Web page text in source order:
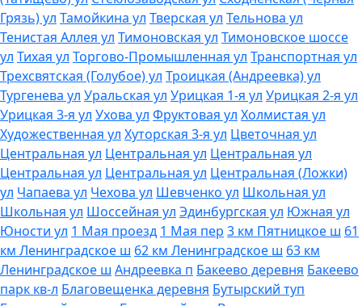
Грязь) ул Тамойкина ул Тверская ул Тельнова ул
Тенистая Аллея ул Тимоновская ул Тимоновское шоссе
ул Тихая ул Торгово-Промышленная ул Транспортная ул
Трехсвятская (Голубое) ул Троицкая (Андреевка) ул
Тургенева ул Уральская ул Урицкая 1-я ул Урицкая 2-я ул
Урицкая 3-я ул Ухова ул Фруктовая ул Холмистая ул
Художественная ул Хуторская 3-я ул Цветочная ул
Центральная ул Центральная ул Центральная ул
Центральная ул Центральная ул Центральная (Ложки)
ул Чапаева ул Чехова ул Шевченко ул Школьная ул
Школьная ул Шоссейная ул Эдинбургская ул Южная ул
Юности ул 1 Мая проезд 1 Мая пер 3 км Пятницкое ш 61
км Ленинградское ш 62 км Ленинградское ш 63 км
Ленинградское ш Андреевка п Бакеево деревня Бакеево
парк кв-л Благовещенка деревня Бутырский туп